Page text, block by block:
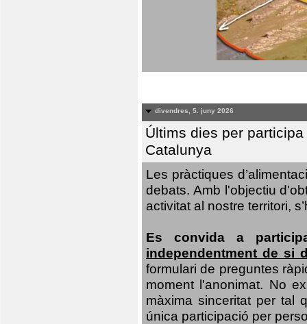
divendres, 5. juny 2026
Últims dies per
Catalunya
Les pràctiques
debats. Amb l'objectiu
activitat al nostre territori,
Es convida a
independentment de si
formulari de preguntes
moment l'anonimat. No
màxima sinceritat per tal
única participació per